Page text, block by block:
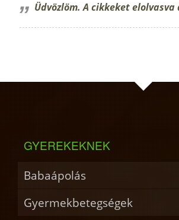
Üdvözlöm. A cikkeket elolvasva
GYEREKEKNEK
Babaápolás
Gyermekbetegségek